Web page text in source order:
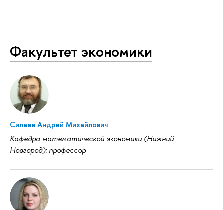
Факультет экономики
Силаев Андрей Михайлович
Кафедра математической экономики (Нижний
Новгород): профессор